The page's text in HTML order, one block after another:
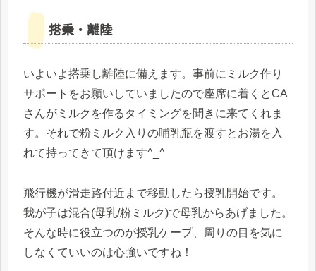
搭乗・離陸
いよいよ搭乗し離陸に備えます。事前にミルク作り
サポートをお願いしていましたので座席に着くとCA
さんがミルクを作るタイミングを聞きに来てくれま
す。それで粉ミルク入りの哺乳瓶を渡すとお湯を入
れて持ってきて頂けます^_^
飛行機が滑走路付近まで移動したら授乳開始です。
我が子は混合(母乳/粉ミルク)で母乳からあげました。
そんな時に役立つのが授乳ケープ、周りの目を気に
しなくていいのは心強いですね！